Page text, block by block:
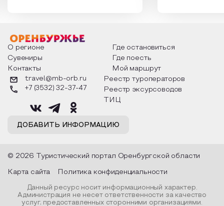
Все маршруты
Доступная среда
о том, как встречают новый год в
разных уголках страны, какие
обряды совершают на удачу и
благополучие, в чем схожи и
различаются традиции. Кто такой
Дед Мороз и откуда он пришел, как
его называют в разных уголках
страны и как появились елочные
Твардовского и
каждой строчке
восхищение
яркому времени
О регионе
Где остановиться
Сувениры
Где поесть
Контакты
Мой маршрут
ДОБАВИТЬ ИНФОРМАЦИЮ
travel@mb-orb.ru
+7 (3532) 32-37-47
Реестр туроператоров
Реестр эксурсоводов
ТИЦ
© 2026 Туристический портал Оренбургской области
Карта сайта Политика конфиденциальности
Данный ресурс носит информационный характер.
Администрация не несет ответственности за качество
услуг, предоставленных сторонними организациями.